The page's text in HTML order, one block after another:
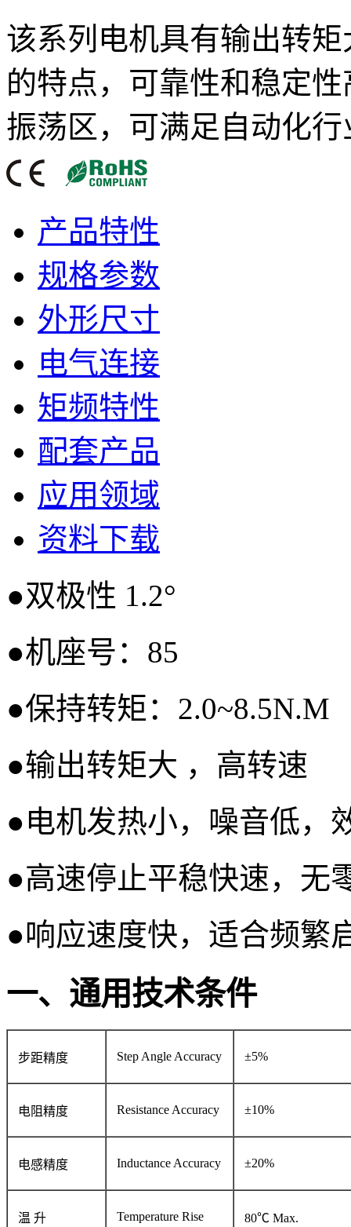
该系列电机具有输出转
的特点，可靠性和稳定
振荡区，可满足自动化
产品特性
规格参数
外形尺寸
电气连接
矩频特性
配套产品
应用领域
资料下载
●双极性 1.2°
●机座号：85
●保持转矩：2.0~8.5N.M
●输出转矩大 ，高转速
●电机发热小，噪音低，
●高速停止平稳快速，无
●响应速度快，适合频繁
一、通用技术条件
步距精度 Step Angle Accuracy ±5%
电阻精度 Resistance Accuracy ±10%
电感精度 Inductance Accuracy ±20%
温 升 Temperature Rise 80℃ Max.